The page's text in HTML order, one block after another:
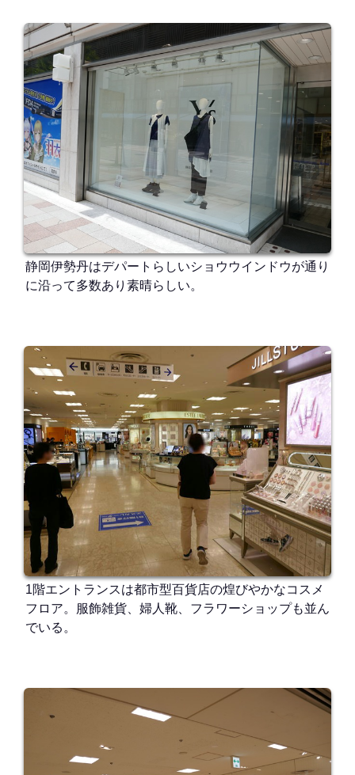
静岡伊勢丹はデパートらしいショウウインドウが通り
に沿って多数あり素晴らしい。
1階エントランスは都市型百貨店の煌びやかなコスメ
フロア。服飾雑貨、婦人靴、フラワーショップも並ん
でいる。